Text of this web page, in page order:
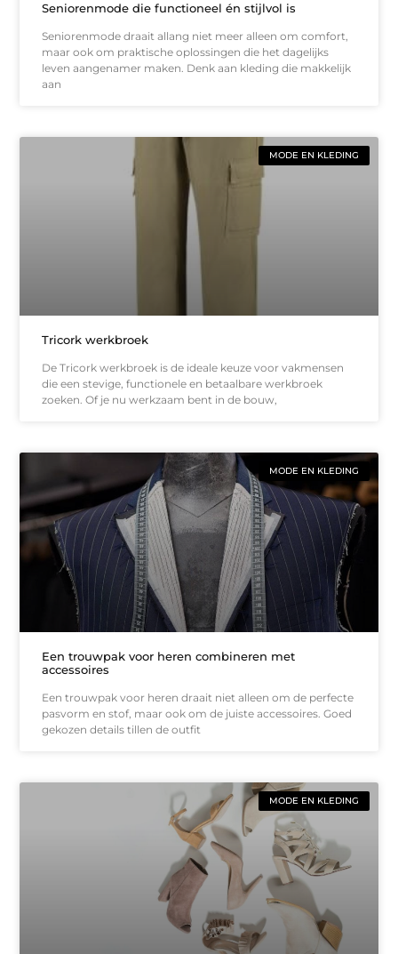
Seniorenmode die functioneel én stijlvol is
Seniorenmode draait allang niet meer alleen om comfort,
maar ook om praktische oplossingen die het dagelijks
leven aangenamer maken. Denk aan kleding die makkelijk
aan
MODE EN KLEDING
Tricork werkbroek
De Tricork werkbroek is de ideale keuze voor vakmensen
die een stevige, functionele en betaalbare werkbroek
zoeken. Of je nu werkzaam bent in de bouw,
MODE EN KLEDING
Een trouwpak voor heren combineren met
accessoires
Een trouwpak voor heren draait niet alleen om de perfecte
pasvorm en stof, maar ook om de juiste accessoires. Goed
gekozen details tillen de outfit
MODE EN KLEDING